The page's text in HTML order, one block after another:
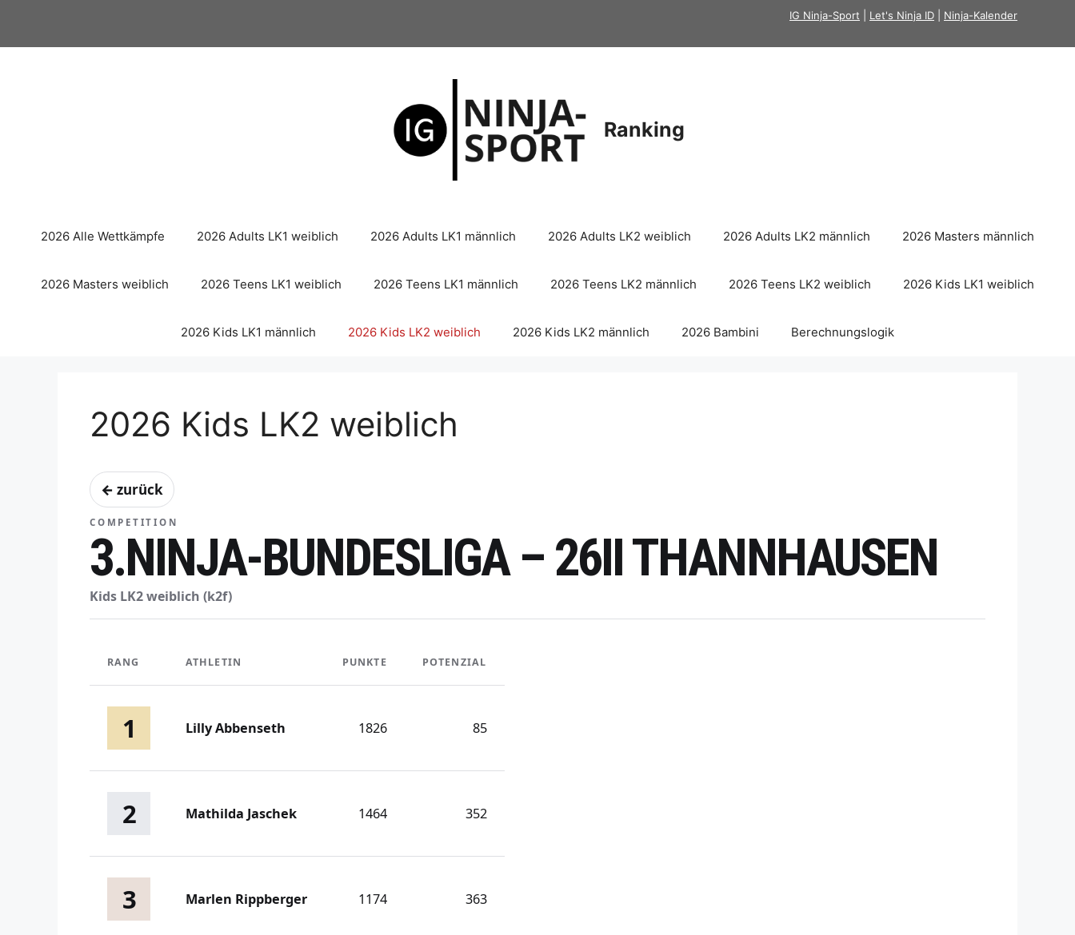
springen
IG Ninja-Sport Let's Ninja ID Ninja-Kalender
Ranking
2026 Alle Wettkämpfe 2026 Adults LK1 weiblich 2026 Adults LK1 männlich 2026 Adults LK2 weiblich 2026 Adults LK2 männlich 2026 Masters männlich
2026 Masters weiblich 2026 Teens LK1 weiblich 2026 Teens LK1 männlich 2026 Teens LK2 männlich 2026 Teens LK2 weiblich 2026 Kids LK1 weiblich
2026 Kids LK1 männlich 2026 Kids LK2 weiblich 2026 Kids LK2 männlich 2026 Bambini Berechnungslogik
2026 Kids LK2 weiblich
← zurück
COMPETITION
3.NINJA-BUNDESLIGA – 26II THANNHAUSEN
Kids LK2 weiblich (k2f)
RANG ATHLETIN PUNKTE POTENZIAL
1 Lilly Abbenseth 1826 85
2 Mathilda Jaschek 1464 352
3 Marlen Rippberger 1174 363